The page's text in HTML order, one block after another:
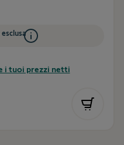
esclusa
i tuoi prezzi netti